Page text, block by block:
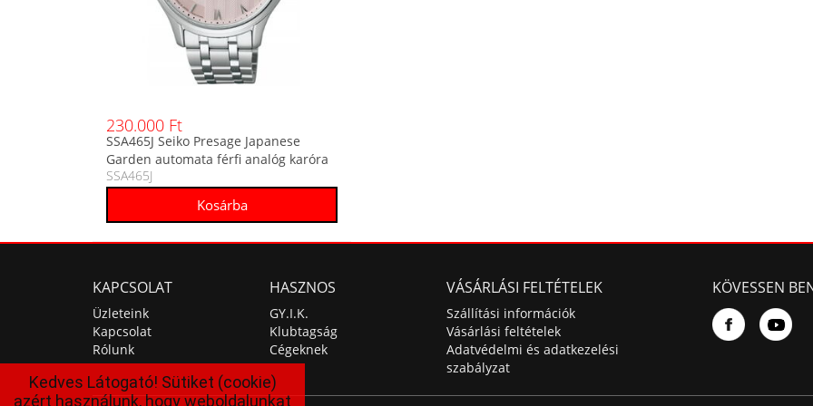
230.000 Ft
SSA465J Seiko Presage Japanese
Garden automata férfi analóg karóra
SSA465J
KAPCSOLAT
Üzleteink
Kapcsolat
Rólunk
HASZNOS
GY.I.K.
Klubtagság
Cégeknek
VÁSÁRLÁSI FELTÉTELEK
Szállítási információk
Vásárlási feltételek
Adatvédelmi és adatkezelési
szabályzat
KÖVESSEN
Kedves Látogató! Sütiket (cookie)
azért használunk, hogy weboldalunkat